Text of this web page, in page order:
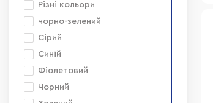
Різні кольори
чорно-зелений
Сірий
Синій
Фіолетовий
Чорний